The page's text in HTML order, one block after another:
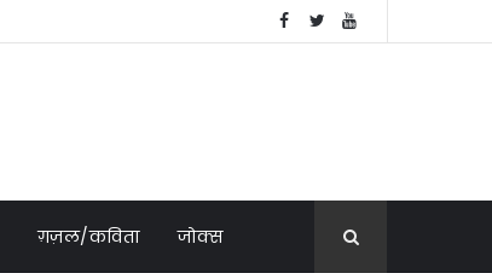
ग़ज़ल/कविता जोक्स